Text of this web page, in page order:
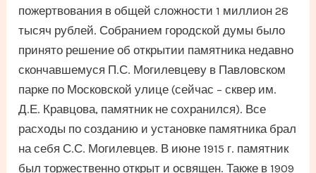
пожертвования в общей сложности 1 миллион 28
тысяч рублей. Собранием городской думы было
принято решение об открытии памятника недавно
скончавшемуся П.С. Могилевцеву в Павловском
парке по Московской улице (сейчас – сквер им.
Д.Е. Кравцова, памятник не сохранился). Все
расходы по созданию и установке памятника брал
на себя С.С. Могилевцев. В июне 1915 г. памятник
был торжественно открыт и освящен. Также в 1909